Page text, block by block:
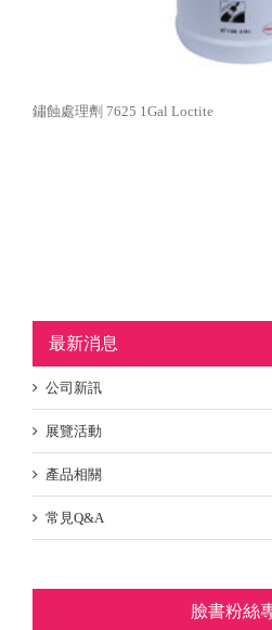
鏽蝕處理劑 7625 1Gal Loctite
最新消息
公司新訊
展覽活動
產品相關
常見Q&A
臉書粉絲